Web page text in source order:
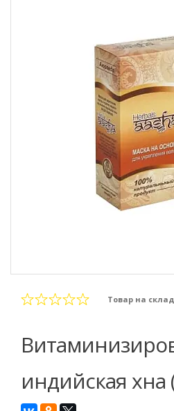
Товар на
Витаминизированная
индийская